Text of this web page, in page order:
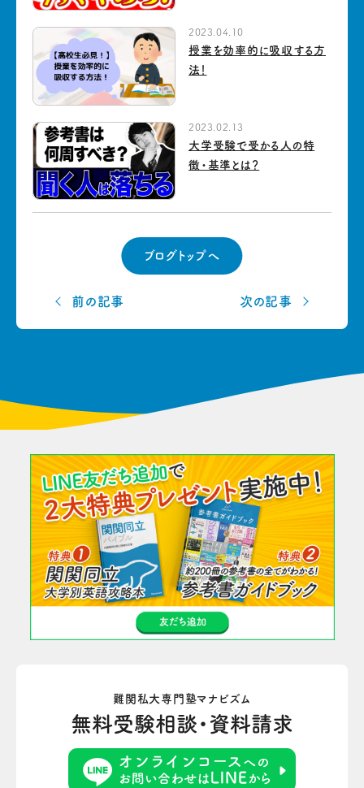
2023.04.10
授業を効率的に吸収する方
法！
2023.02.13
大学受験で受かる人の特
徴・基準とは？
前の記事
ブログトップへ
次の記事
難関私大専門塾マナビズム
無料受験相談・資料請求